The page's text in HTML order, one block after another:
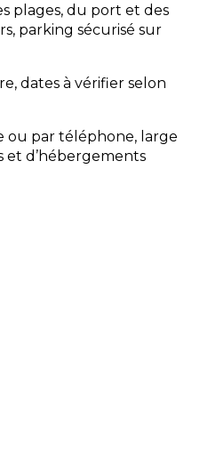
plages, du port et des
parking sécurisé sur
dates à vérifier selon
ou par téléphone, large
et d’hébergements